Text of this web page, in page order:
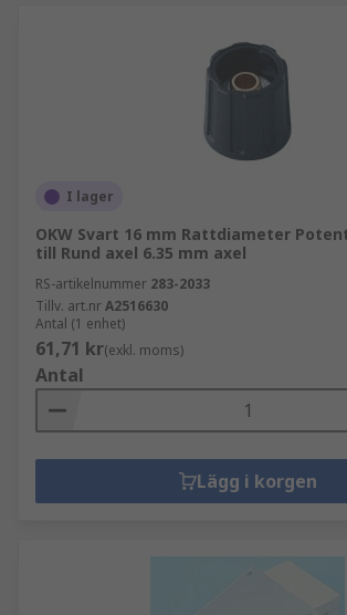
I lager
OKW Svart 16 mm Rattdiameter
till Rund axel 6.35 mm axel
RS-artikelnummer 283-2033
Tillv. art.nrA2516630
Antal (1 enhet)
61,71 kr(exkl. moms)
Antal
Lägg i korgen